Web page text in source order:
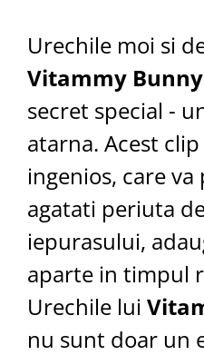
Urechile moi si
Vitammy
secret special -
atarna. Acest
ingenios, care va
agatati periuta
iepurasului,
aparte in timpul
Urechile lui
nu sunt doar un